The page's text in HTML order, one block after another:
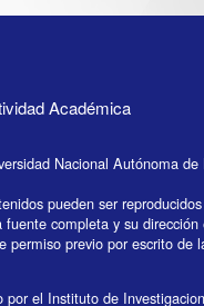
Académica
Nacional Autónoma
pueden ser
completa y su dirección
permiso previo por escrito de
el Instituto de